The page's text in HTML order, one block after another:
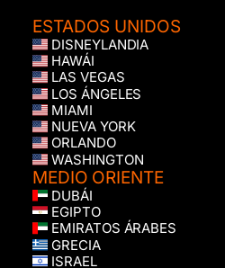
ESTADOS UNIDOS
DISNEYLANDIA
HAWÁI
LAS VEGAS
LOS ÁNGELES
MIAMI
NUEVA YORK
ORLANDO
WASHINGTON
MEDIO ORIENTE
DUBÁI
EGIPTO
EMIRATOS ÁRABES
GRECIA
ISRAEL